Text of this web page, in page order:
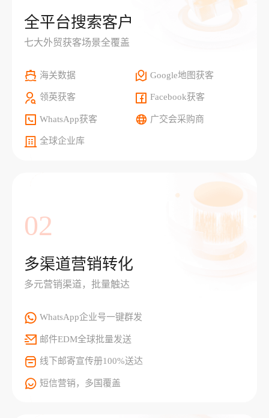
全平台搜索客户
七大外贸获客场景全覆盖
海关数据 Google地图获客
领英获客 Facebook获客
WhatsApp获客 广交会采购商
全球企业库
02
多渠道营销转化
多元营销渠道，批量触达
WhatsApp企业号一键群发
邮件EDM全球批量发送
线下邮寄宣传册100%送达
短信营销，多国覆盖